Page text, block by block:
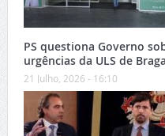
PS questiona Governo
urgências da ULS de Braga
21 Julho, 2026 - 16:10